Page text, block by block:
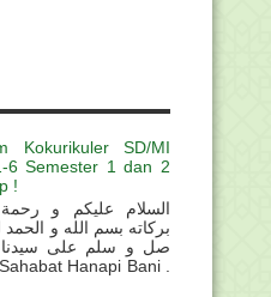
Kokurikuler SD/MI
6 Semester 1 dan 2
!
السلام عليكم و
بركاته بسم الله و الحمد
صل و سلم على